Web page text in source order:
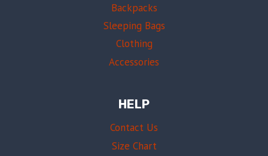
Backpacks
Sleeping Bags
Clothing
Accessories
HELP
Contact Us
Size Chart